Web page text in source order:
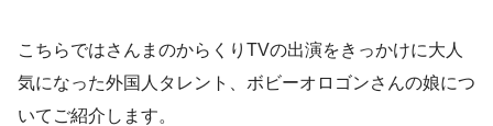
こちらではさんまのからくりTVの出演をきっかけに大人
気になった外国人タレント、 ボビーオロゴンさんの娘につ
いてご紹介します。